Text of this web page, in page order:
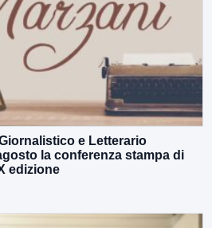
e Letterario
la conferenza stampa di
edizione